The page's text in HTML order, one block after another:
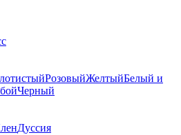
РозовыйЖелтыйБелый и
Черный
Дуссия